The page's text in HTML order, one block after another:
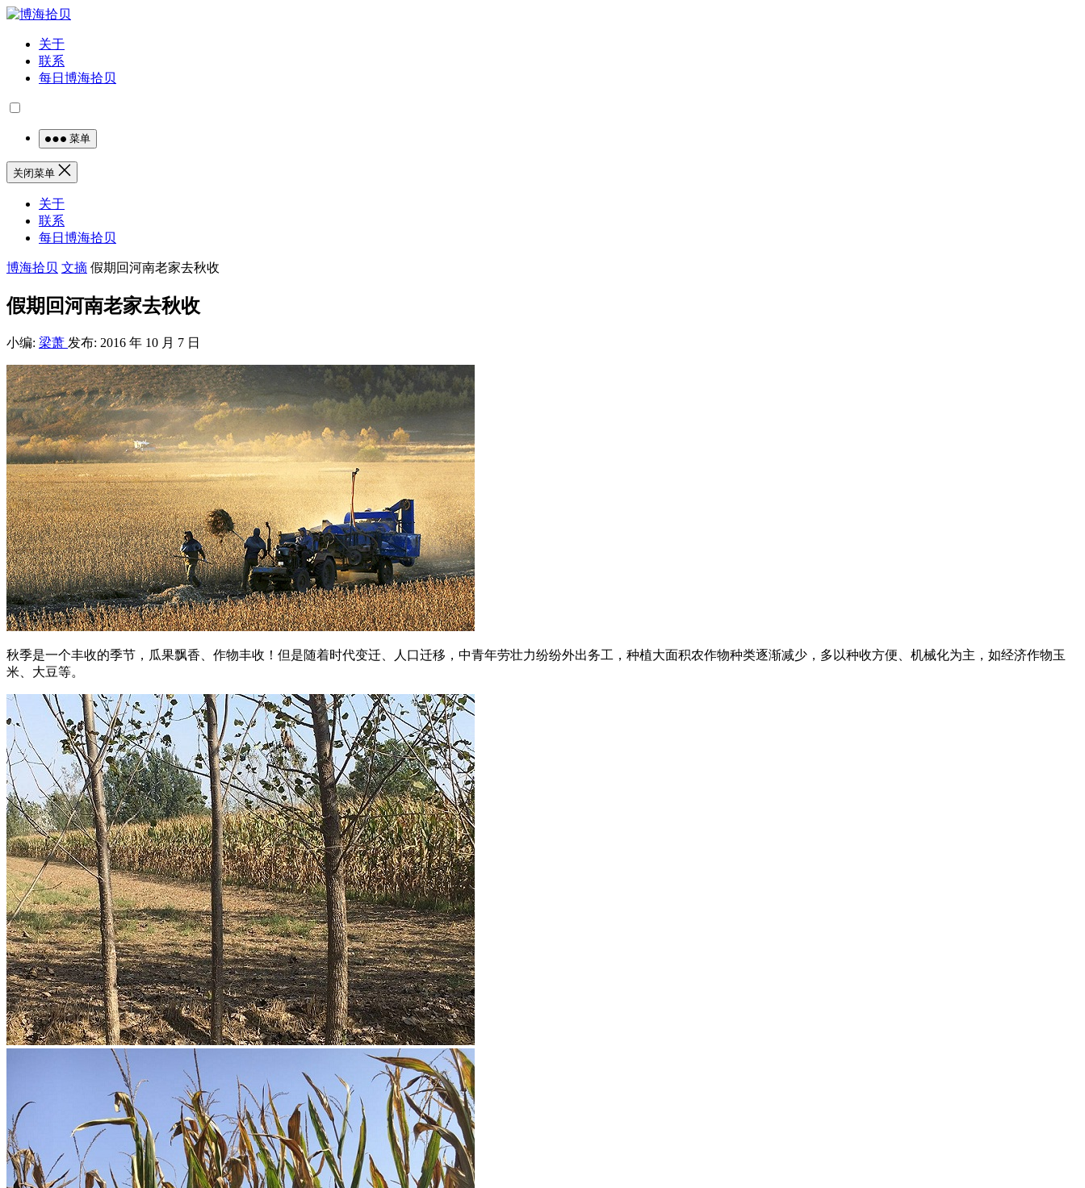
关于
联系
每日博海拾贝
菜单
关闭菜单
关于
联系
每日博海拾贝
博海拾贝 文摘 假期回河南老家去秋收
假期回河南老家去秋收
小编: 梁萧 发布: 2016 年 10 月 7 日
秋季是一个丰收的季节，瓜果飘香、作物丰收！但是随着时代变迁、人口迁移，中青年劳壮力纷纷外出务工，种植大面积农作物种类逐渐减少，多以种收方便、机械化为主，如经济作物玉
米、大豆等。